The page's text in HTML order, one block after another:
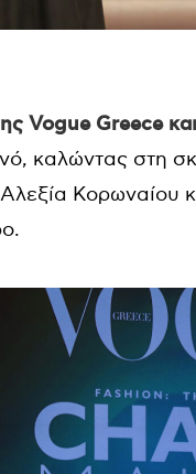
Vogue Greece
καλώντας στη
Κορωναίου